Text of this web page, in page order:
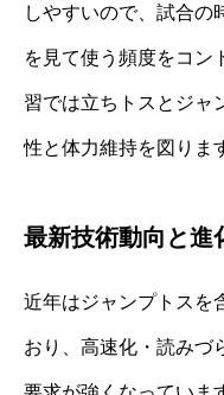
しやすいので、試合の
を見て使う頻度をコン
習では立ちトスとジャ
性と体力維持を図りま
最新技術動向と進
近年はジャンプトスを
おり、高速化・読みづ